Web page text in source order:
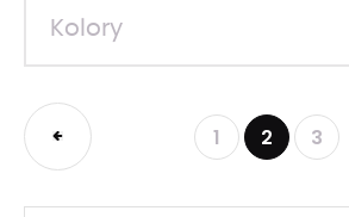
Kolory
1 2 3